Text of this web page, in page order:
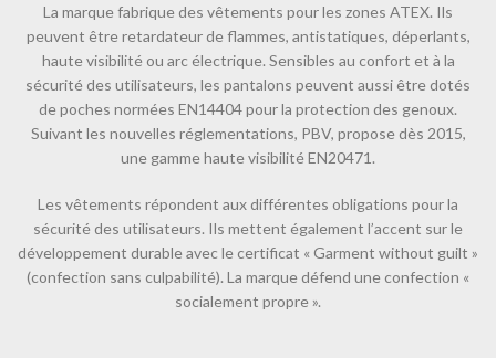
La marque fabrique des vêtements pour les zones ATEX. Ils
peuvent être retardateur de flammes, antistatiques, déperlants,
haute visibilité ou arc électrique. Sensibles au confort et à la
sécurité des utilisateurs, les pantalons peuvent aussi être dotés
de poches normées EN14404 pour la protection des genoux.
Suivant les nouvelles réglementations, PBV, propose dès 2015,
une gamme haute visibilité EN20471.
Les vêtements répondent aux différentes obligations pour la
sécurité des utilisateurs. Ils mettent également l’accent sur le
développement durable avec le certificat « Garment without guilt »
(confection sans culpabilité). La marque défend une confection «
socialement propre ».